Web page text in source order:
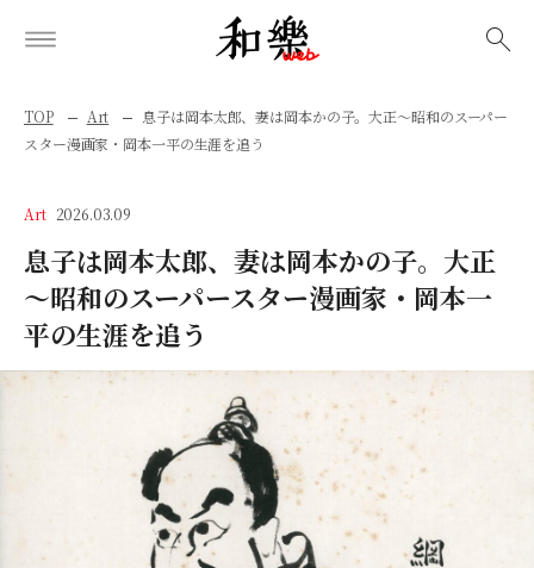
TOP Art
息子は岡本太郎、妻は岡本かの子。大正～昭和のスーパー
スター漫画家・岡本一平の生涯を追う
Art 2026.03.09
息子は岡本太郎、妻は岡本かの子。大正
～昭和のスーパースター漫画家・岡本一
平の生涯を追う